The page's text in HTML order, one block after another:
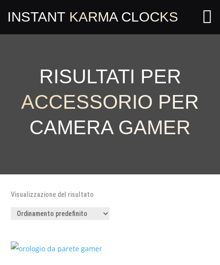
INSTANT KARMA CLOCKS 
RISULTATI PER
ACCESSORIO PER
CAMERA GAMER
Visualizzazione del risultato